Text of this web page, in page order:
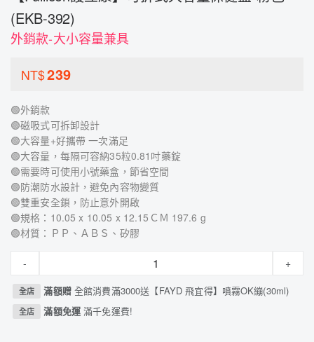
(EKB-392)
外銷款-大小容量兼具
NT$239
🟢外銷款
🟢磁吸式可拆卸設計
🟢大容量+好攜帶 一次滿足
🟢大容量，每隔可容納35粒0.81吋藥錠
🟢需要時可使用小號藥盒，節省空間
🟢防潮防水設計，避免內容物變質
🟢雙重安全鎖，防止意外開啟
🟢規格：10.05 x 10.05 x 12.15ＣＭ 197.6 g
🟢材質：ＰＰ、ＡＢＳ、矽膠
- +
全店 滿額贈 全館消費滿3000送【FAYD 飛宜得】噴霧OK繃(30ml)
全店 滿額免運滿千免運費!